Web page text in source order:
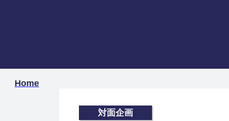
Home
対面企画